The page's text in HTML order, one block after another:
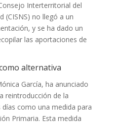
Interterritorial del
(CISNS) no llegó a un
y se ha dado un
las aportaciones de
alternativa
García, ha anunciado
reintroducción de la
como una medida para
Primaria. Esta medida